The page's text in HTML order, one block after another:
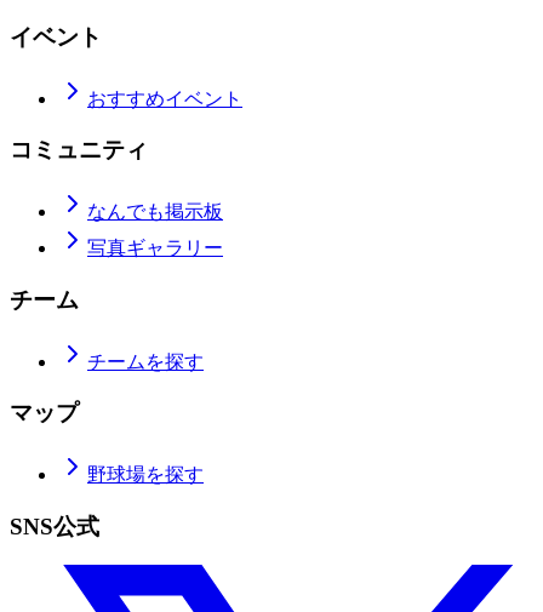
イベント
おすすめイベント
コミュニティ
なんでも掲示板
写真ギャラリー
チーム
チームを探す
マップ
野球場を探す
SNS公式